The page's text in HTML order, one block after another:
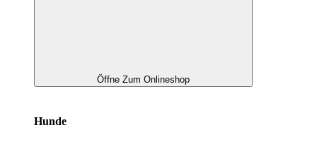
Öffne Zum Onlineshop
Hunde